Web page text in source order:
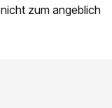
zum angeblich